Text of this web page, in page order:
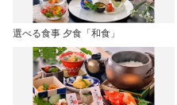
選べる食事 夕食「和食」